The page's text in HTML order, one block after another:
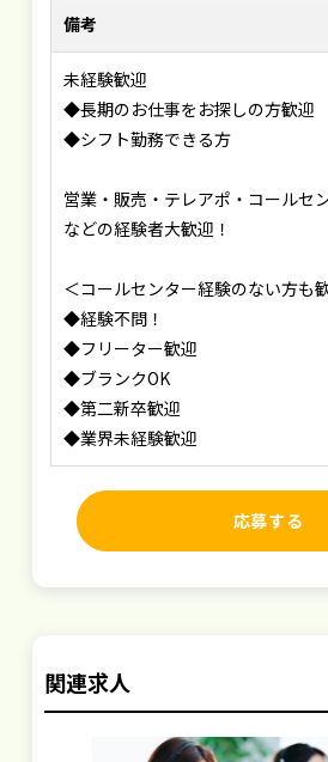
備考
未経験歓迎
◆長期のお仕事をお探しの方歓迎
◆シフト勤務できる方
営業・販売・テレアポ・コールセ
などの経験者大歓迎！
＜コールセンター経験のない方も
◆経験不問！
◆フリーター歓迎
◆ブランクOK
◆第二新卒歓迎
◆業界未経験歓迎
応募する
関連求人